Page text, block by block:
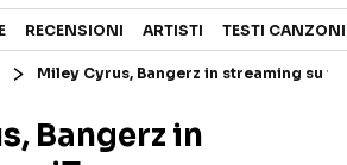
TESTI CANZONI
RECENSIONI ARTISTI TESTI CANZONI
Miley Cyrus, Bangerz in streaming su
Bangerz in